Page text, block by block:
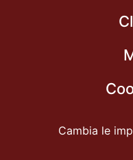
Cambia le